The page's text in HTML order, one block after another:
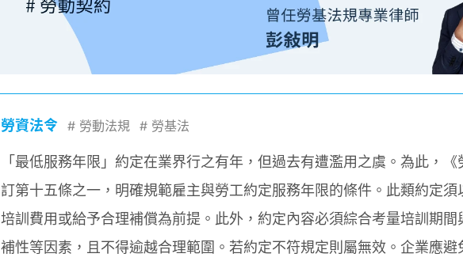
勞資法令 # 勞動法規 # 勞基法
「最低服務年限」約定在業界行之有年，但過去有遭濫用之虞。為此，
訂第十五條之一，明確規範雇主與勞工約定服務年限的條件。此類約定須
培訓費用或給予合理補償為前提。此外，約定內容必須綜合考量培訓期間
補性等因素，且不得逾越合理範圍。若約定不符規定則屬無效。企業應避